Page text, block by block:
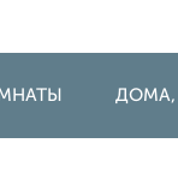
ДОМА,